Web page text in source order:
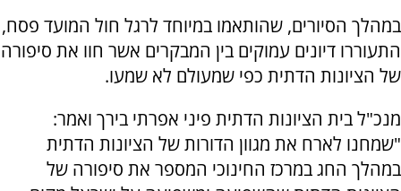
במהלך הסיורים, שהותאמו במיוחד לרגל חול המועד פסח,
התעוררו דיונים עמוקים בין המבקרים אשר חוו את סיפורה
של הציונות הדתית כפי שמעולם לא שמעו.
מנכ"ל בית הציונות הדתית פיני אפרתי בירך ואמר:
"שמחנו לארח את מגוון הדורות של הציונות הדתית
במהלך החג במרכז החינוכי המספר את סיפורה של